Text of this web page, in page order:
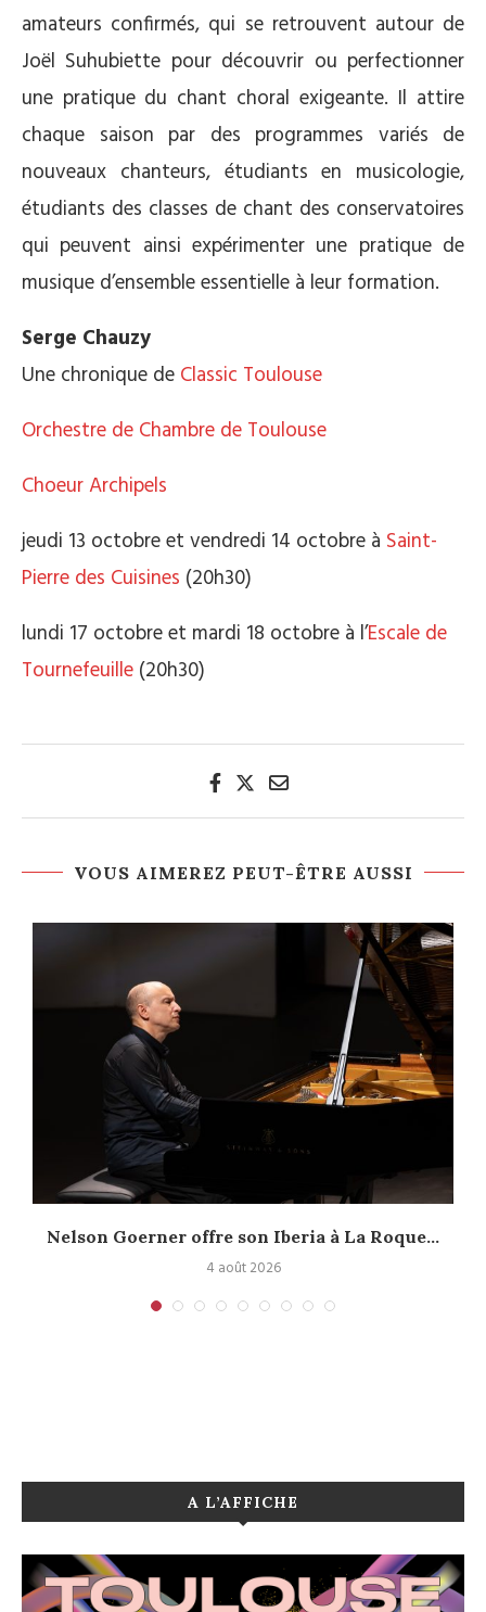
amateurs confirmés, qui se retrouvent autour de
Joël Suhubiette pour découvrir ou perfectionner
une pratique du chant choral exigeante. Il attire
chaque saison par des programmes variés de
nouveaux chanteurs, étudiants en musicologie,
étudiants des classes de chant des conservatoires
qui peuvent ainsi expérimenter une pratique de
musique d’ensemble essentielle à leur formation.
Serge Chauzy
Une chronique de Classic Toulouse
Orchestre de Chambre de Toulouse
Choeur Archipels
jeudi 13 octobre et vendredi 14 octobre à Saint-
Pierre des Cuisines (20h30)
lundi 17 octobre et mardi 18 octobre à l’Escale de
Tournefeuille (20h30)
VOUS AIMEREZ PEUT-ÊTRE AUSSI
Nelson Goerner offre son Iberia à La Roque...
4 août 2026
A L’AFFICHE